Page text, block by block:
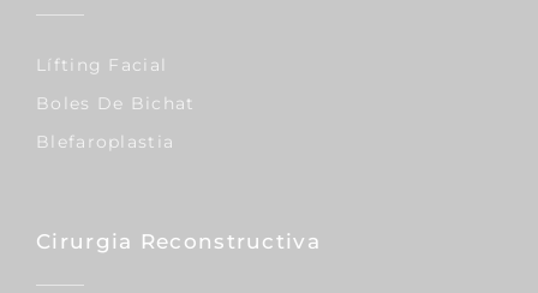
Lífting Facial
Boles De Bichat
Blefaroplastia
Cirurgia Reconstructiva